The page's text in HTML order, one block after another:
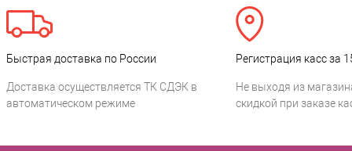
Быстрая доставка по России
Доставка осуществляется ТК СДЭК в
автоматическом режиме
Регистрация касс за
Не выходя из
скидкой при заказе